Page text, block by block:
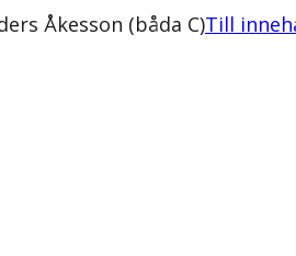
Åkesson (båda C)Till